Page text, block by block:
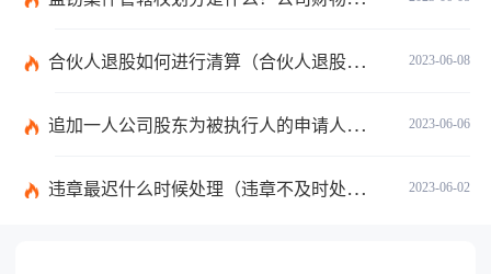
2023-06-08
合伙人退股如何进行清算（合伙人退股没有钱退怎么办）
2023-06-06
追加一人公司股东为被执行人的申请人不负举证责任吗？|每日看点
2023-06-02
违章最迟什么时候处理（违章不及时处理什么时候产生滞纳金）